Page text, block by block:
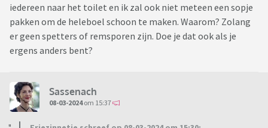
iedereen naar het toilet en ik zal ook niet meteen een sopje
pakken om de heleboel schoon te maken. Waarom? Zolang
er geen spetters of remsporen zijn. Doe je dat ook als je
ergens anders bent?
Sassenach
08-03-2024om 15:37